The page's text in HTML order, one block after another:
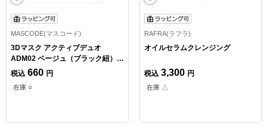
MASCODE(マスコード)
3Dマスク アクティブデュオ
ADM02 ベージュ（ブラック紐）
Mサイズ 7枚入
税込 660 円
在庫 ○
RAFRA(ラフラ)
オイルセラムクレンジング
税込 3,300 円
在庫 △